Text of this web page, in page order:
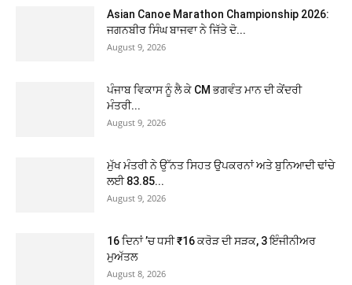
Asian Canoe Marathon Championship 2026:
ਜਗਨਬੀਰ ਸਿੰਘ ਬਾਜਵਾ ਨੇ ਜਿੱਤੇ ਦੋ...
August 9, 2026
ਪੰਜਾਬ ਵਿਕਾਸ ਨੂੰ ਲੈ ਕੇ CM ਭਗਵੰਤ ਮਾਨ ਦੀ ਕੇਂਦਰੀ
ਮੰਤਰੀ...
August 9, 2026
ਮੁੱਖ ਮੰਤਰੀ ਨੇ ਉੱਨਤ ਸਿਹਤ ਉਪਕਰਨਾਂ ਅਤੇ ਬੁਨਿਆਦੀ ਢਾਂਚੇ
ਲਈ 83.85...
August 9, 2026
16 ਦਿਨਾਂ ’ਚ ਧਸੀ ₹16 ਕਰੋੜ ਦੀ ਸੜਕ, 3 ਇੰਜੀਨੀਅਰ
ਮੁਅੱਤਲ
August 8, 2026